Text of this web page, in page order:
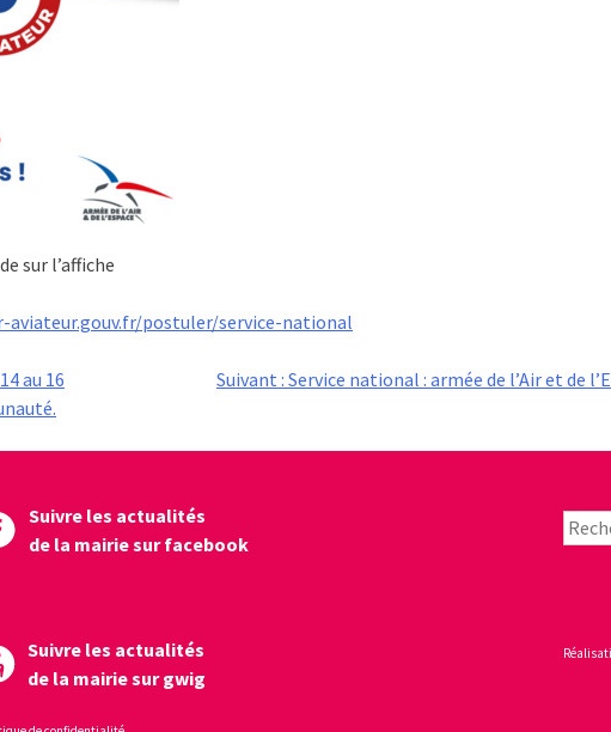
sur l’affiche
aviateur.gouv.fr/postuler/service-national
au 16
Suivant : Service national : armée de l’Air et de
Suivre les actualités
de la mairie sur facebook
Suivre les actualités
de la mairie sur gwig